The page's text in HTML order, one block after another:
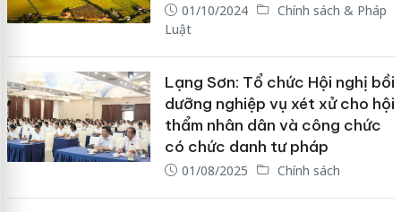
01/10/2024
Chính sách & Pháp
Luật
Lạng Sơn: Tổ chức Hội nghị bồi
dưỡng nghiệp vụ xét xử cho hội
thẩm nhân dân và công chức
có chức danh tư pháp
01/08/2025 Chính sách